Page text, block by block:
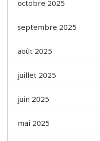
octobre 2025
septembre 2025
août 2025
juillet 2025
juin 2025
mai 2025